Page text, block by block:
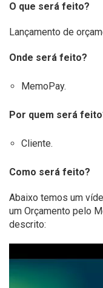
O que será feito?
Lançamento de
Onde será feito?
MemoPay.
Por quem será
Cliente.
Como será feito?
Abaixo temos um
um Orçamento pelo
descrito:
de
vídeo